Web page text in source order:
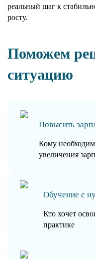
реальный шаг к
росту.
Поможем
ситуацию
Повысить
Кому
увеличения
Обучение с
Кто хочет
практике